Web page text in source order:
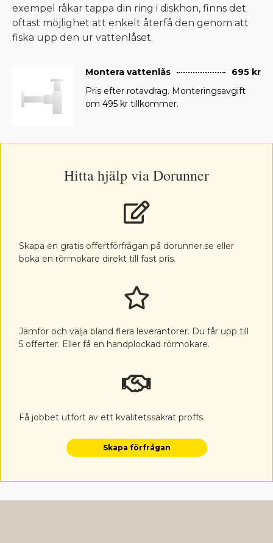
exempel råkar tappa din ring i diskhon, finns det
oftast möjlighet att enkelt återfå den genom att
fiska upp den ur vattenlåset.
Montera vattenlås
695 kr
Pris efter rotavdrag. Monteringsavgift
om 495 kr tillkommer.
Hitta hjälp via Dorunner
Skapa en gratis offertförfrågan på dorunner.se eller
boka en rörmokare direkt till fast pris.
Jämför och välja bland flera leverantörer. Du får upp till
5 offerter. Eller få en handplockad rörmokare.
Få jobbet utfört av ett kvalitetssäkrat proffs.
Skapa förfrågan